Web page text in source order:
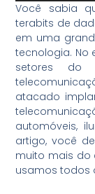
Você sabia
terabits de
em uma
tecnologia. No
setores do
atacado
automóveis,
artigo, você
muito mais do
usamos todos